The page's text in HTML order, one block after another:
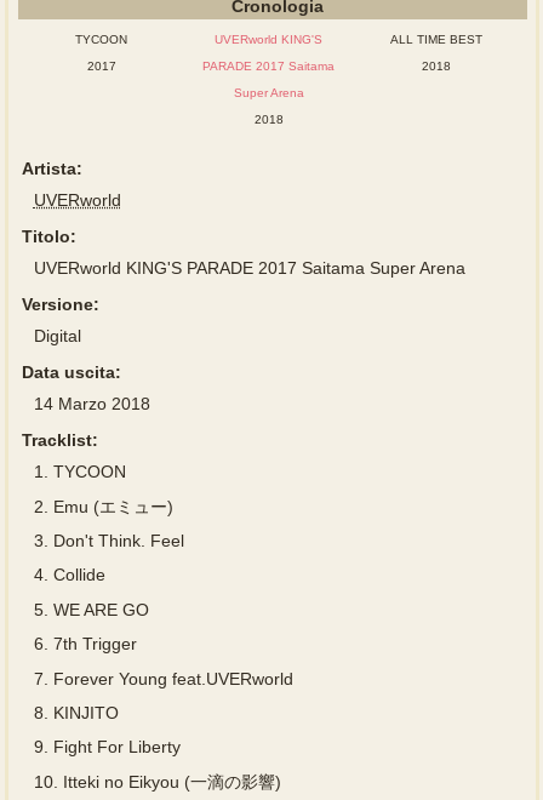
Cronologia
TYCOON
2017
UVERworld KING'S
PARADE 2017 Saitama
Super Arena
2018
ALL TIME BEST
2018
Artista:
UVERworld
Titolo:
UVERworld KING'S PARADE 2017 Saitama Super Arena
Versione:
Digital
Data uscita:
14 Marzo 2018
Tracklist:
1.
TYCOON
2.
Emu (エミュー)
3.
Don't Think. Feel
4. Collide
5. WE ARE GO
6. 7th Trigger
7.
Forever Young feat.UVERworld
8.
KINJITO
9. Fight For Liberty
10. Itteki no Eikyou (一滴の影響)